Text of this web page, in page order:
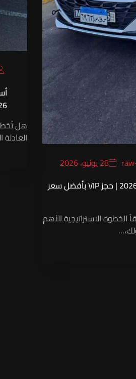
28 يونيو، 2026
أسعار ليموزين مطار القاهرة 2026 | حجز VIP بأفضل سعر
الاستراتيجية الأهم
هل